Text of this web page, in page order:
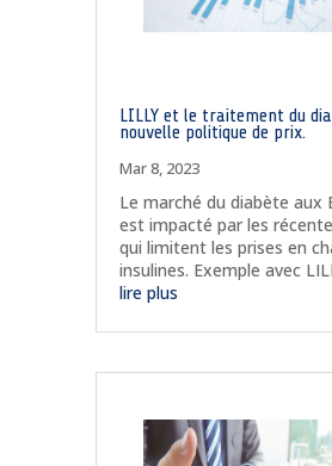
LILLY et le traitement du
nouvelle politique de prix.
Mar 8, 2023
Le marché du diabète aux
est impacté par les
qui limitent les prises en
insulines. Exemple avec
lire plus